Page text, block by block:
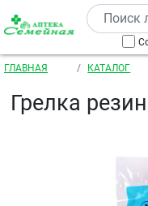
Перейти к основному
Строка
ГЛАВНАЯ КАТАЛОГ
Грелка